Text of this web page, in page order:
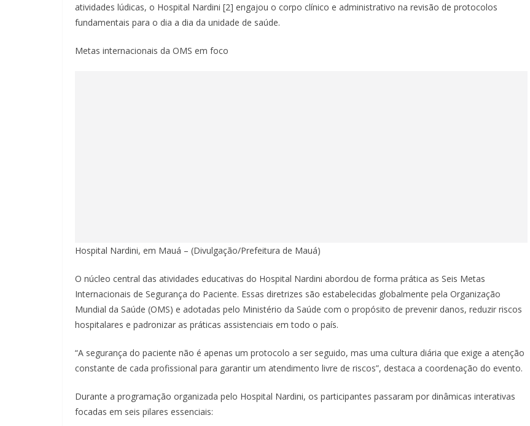
atividades lúdicas, o Hospital Nardini [2] engajou o corpo clínico e administrativo na revisão de protocolos
fundamentais para o dia a dia da unidade de saúde.
Metas internacionais da OMS em foco
Hospital Nardini, em Mauá – (Divulgação/Prefeitura de Mauá)
O núcleo central das atividades educativas do Hospital Nardini abordou de forma prática as Seis Metas
Internacionais de Segurança do Paciente. Essas diretrizes são estabelecidas globalmente pela Organização
Mundial da Saúde (OMS) e adotadas pelo Ministério da Saúde com o propósito de prevenir danos, reduzir riscos
hospitalares e padronizar as práticas assistenciais em todo o país.
“A segurança do paciente não é apenas um protocolo a ser seguido, mas uma cultura diária que exige a atenção
constante de cada profissional para garantir um atendimento livre de riscos”, destaca a coordenação do evento.
Durante a programação organizada pelo Hospital Nardini, os participantes passaram por dinâmicas interativas
focadas em seis pilares essenciais: